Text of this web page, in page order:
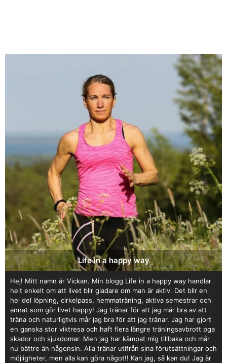
Life in a happy way
Hej! Mitt namn är Vickan. Min blogg Life in a happy way handlar
helt enkelt om att livet blir gladare om man är aktiv. Det blir en
hel del löpning, cirkelpass, hemmaträning, aktiva semestrar och
annat som gör livet happy! Jag tränar för att jag mår bra av att
träna och naturligtvis mår jag bra för att jag tränar. Jag har gjort
en ganska stor viktresa och haft flera längre träningsavbrott pga
skador och sjukdomar. Men jag har kämpat mig tillbaka och mår
nu bättre än någonsin. Alla tränar utifrån sina förutsättningar och
möjligheter, men alla kan göra något!! Kan jag, så kan du! Jag är